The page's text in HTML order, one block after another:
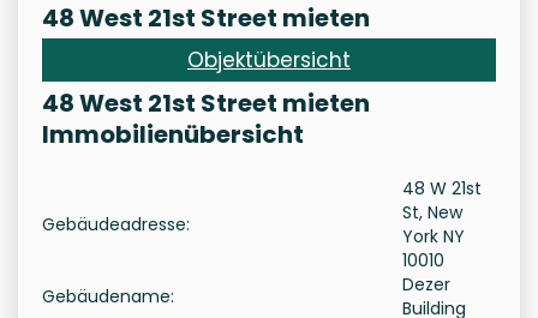
48 West 21st Street mieten
Objektübersicht
48 West 21st Street mieten
Immobilienübersicht
Gebäudeadresse:
48 W 21st
St, New
York NY
10010
Gebäudename:
Dezer
Building